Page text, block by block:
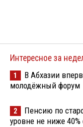
Интересное за
1
В Абхазии
молодёжный форум
2
Пенсию по
уровне не ниже 40%